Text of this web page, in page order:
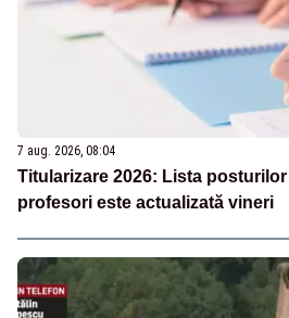
7 aug. 2026, 08:04
Titularizare 2026: Lista
profesori este actualizată vineri